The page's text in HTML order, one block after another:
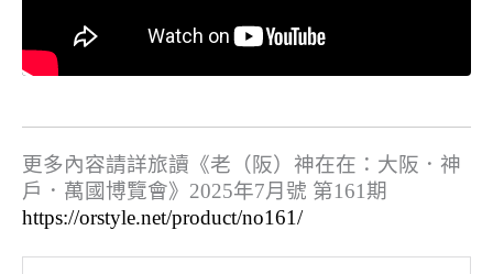
更多內容請詳旅讀《老（阪）神在在：大阪．神
戶．萬國博覽會》 2025年7月號 第161期
https://orstyle.net/product/no161/